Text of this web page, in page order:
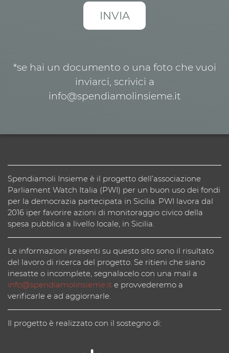
*se hai un documento o una foto che vuoi
inviarci, scrivici a
info@spendiamolinsieme.it
Spendiamoli Insieme è il progetto dell’associazione
Parliament Watch Italia (PWI) per un buon uso dei fondi
per la democrazia partecipata in Sicilia. PWI lavora dal
2016 iper favorire azioni di monitoraggio civico della
spesa pubblica a livello locale, in Sicilia.
Le informazioni presenti su questo sito sono il risultato
del lavoro di ricerca del progetto. Se ritieni che siano
inesatte o incomplete, segnalacelo con una mail a
info@spendiamolinsieme.it e provvederemo a
verificarle e ad aggiornarle.
Il progetto è realizzato con il sostegno di: